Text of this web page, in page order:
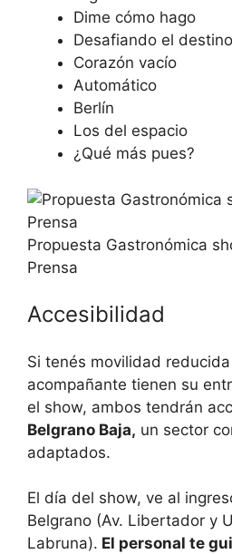
Dime cómo hago
Desafiando el destino
Corazón vacío
Automático
Berlín
Los del espacio
¿Qué más pues?
Propuesta Gastronómica
Prensa
Accesibilidad
Si tenés movilidad
acompañante tienen su
el show, ambos tendrán
Belgrano Baja, un sector
adaptados.
El día del show, ve al
Belgrano (Av. Libertador y
Labruna). El personal te